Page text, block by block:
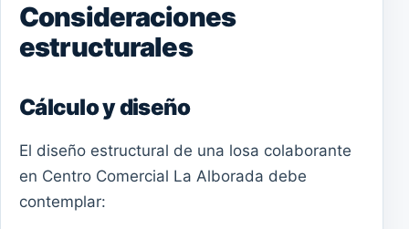
Consideraciones
estructurales
Cálculo y diseño
El diseño estructural de una losa colaborante
en Centro Comercial La Alborada debe
contemplar: